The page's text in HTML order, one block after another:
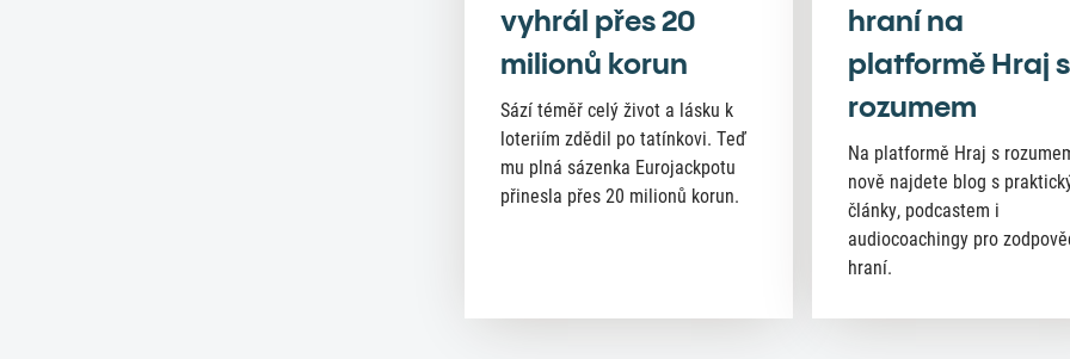
vyhrál přes 20
milionů korun
Sází téměř celý život a lásku k
loteriím zdědil po tatínkovi. Teď
mu plná sázenka Eurojackpotu
přinesla přes 20 milionů korun.
hraní na
platformě Hraj s
rozumem
Na platformě Hraj s
nově najdete blog s
články, podcastem i
audiocoachingy pro
hraní.